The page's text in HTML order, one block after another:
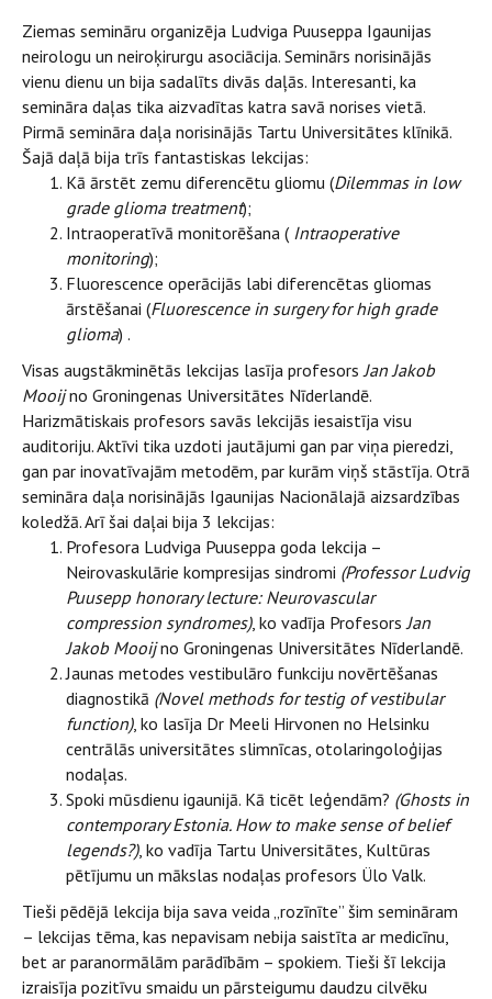
Ziemas semināru organizēja Ludviga Puuseppa Igaunijas
neirologu un neiroķirurgu asociācija. Seminārs norisinājās
vienu dienu un bija sadalīts divās daļās. Interesanti, ka
semināra daļas tika aizvadītas katra savā norises vietā.
Pirmā semināra daļa norisinājās Tartu Universitātes klīnikā.
Šajā daļā bija trīs fantastiskas lekcijas:
Kā ārstēt zemu diferencētu gliomu (Dilemmas in low
grade glioma treatment);
Intraoperatīvā monitorēšana ( Intraoperative
monitoring);
Fluorescence operācijās labi diferencētas gliomas
ārstēšanai (Fluorescence in surgery for high grade
glioma) .
Visas augstākminētās lekcijas lasīja profesors Jan Jakob
Mooijno Groningenas Universitātes Nīderlandē.
Harizmātiskais profesors savās lekcijās iesaistīja visu
auditoriju. Aktīvi tika uzdoti jautājumi gan par viņa pieredzi,
gan par inovatīvajām metodēm, par kurām viņš stāstīja. Otrā
semināra daļa norisinājās Igaunijas Nacionālajā aizsardzības
koledžā. Arī šai daļai bija 3 lekcijas:
Profesora Ludviga Puuseppa goda lekcija –
Neirovaskulārie kompresijas sindromi (Professor Ludvig
Puusepp honorary lecture: Neurovascular
compression syndromes), ko vadīja Profesors Jan
Jakob Mooijno Groningenas Universitātes Nīderlandē.
Jaunas metodes vestibulāro funkciju novērtēšanas
diagnostikā (Novel methods for testig of vestibular
function), ko lasīja Dr Meeli Hirvonen no Helsinku
centrālās universitātes slimnīcas, otolaringoloģijas
nodaļas.
Spoki mūsdienu igaunijā. Kā ticēt leģendām? (Ghosts in
contemporary Estonia. How to make sense of belief
legends?), ko vadīja Tartu Universitātes, Kultūras
pētījumu un mākslas nodaļas profesors Ülo Valk.
Tieši pēdējā lekcija bija sava veida „rozīnīte” šim semināram
– lekcijas tēma, kas nepavisam nebija saistīta ar medicīnu,
bet ar paranormālām parādībām – spokiem. Tieši šī lekcija
izraisīja pozitīvu smaidu un pārsteigumu daudzu cilvēku